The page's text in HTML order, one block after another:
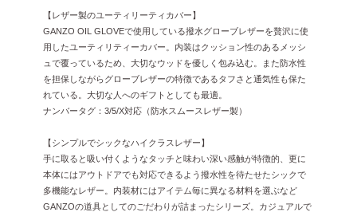
【レザー製のユーティリーティカバー】
GANZO OIL GLOVEで使用している撥水グローブレザーを贅沢に使
用したユーティリティーカバー。内装はクッション性のあるメッシ
ュで覆っているため、大切なウッドを優しく包み込む。また防水性
を担保しながらグローブレザーの特徴であるタフさと通気性も保た
れている。大切な人へのギフトとしても最適。
ナンバータグ：3/5/X対応（防水スムースレザー製）
【シンプルでシックなハイクラスレザー】
手に取ると吸い付くようなタッチと味わい深い感触が特徴的、更に
本体にはアウトドアでも対応できるよう撥水性を待たせたシックで
多機能なレザー。内装材にはアイテム毎に異なる材料を選ぶなど
GANZOの道具としてのごだわりが詰まったシリーズ。カジュアルで